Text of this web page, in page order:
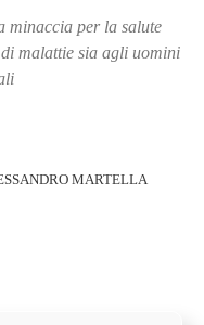
minaccia per la salute
di malattie sia agli uomini
MARTELLA